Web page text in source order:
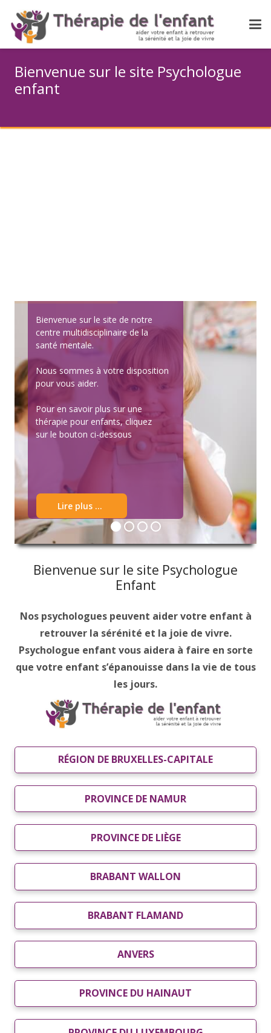
Bienvenue sur le site Psychologue
enfant
Bienvenue sur le site de notre
centre multidisciplinaire de la
santé mentale.
Nous sommes à votre disposition
pour vous aider.
Pour en savoir plus sur une
thérapie pour enfants, cliquez
sur le bouton ci-dessous
Lire plus ...
Bienvenue sur le site Psychologue
Enfant
Nos psychologues peuvent aider votre enfant à
retrouver la sérénité et la joie de vivre.
Psychologue enfant vous aidera à faire en sorte
que votre enfant s’épanouisse dans la vie de tous
les jours.
RÉGION DE BRUXELLES-CAPITALE
PROVINCE DE NAMUR
PROVINCE DE LIÈGE
BRABANT WALLON
BRABANT FLAMAND
ANVERS
PROVINCE DU HAINAUT